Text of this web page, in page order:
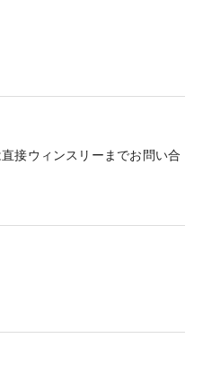
接ウィンスリーまでお問い合